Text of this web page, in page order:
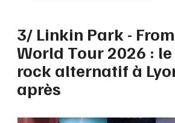
3/ Linkin Park -
World Tour 2026 :
rock alternatif à
après